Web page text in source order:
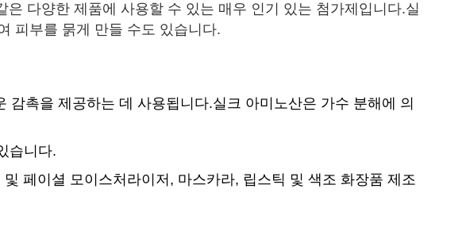
다양한 제품에 사용할 수 있는 매우 인기 있는 첨가제입니다.실
피부를 묽게 만들 수도 있습니다.
촉을 제공하는 데 사용됩니다.실크 아미노산은 가수 분해에 의
습니다.
페이셜 모이스처라이저, 마스카라, 립스틱 및 색조 화장품 제조